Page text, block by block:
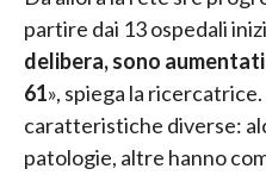
partire dai 13 ospedali
delibera, sono
61», spiega la
caratteristiche diverse:
patologie, altre hanno